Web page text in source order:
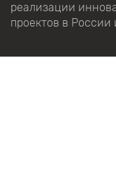
реализации
проектов в России